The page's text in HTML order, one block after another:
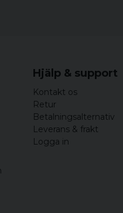
Hjälp & support
Kontakt os
Retur
Betalningsalternativ
Leverans & frakt
Logga in